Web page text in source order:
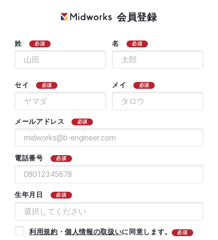
会員登録
姓 必須 名 必須
セイ 必須 メイ 必須
メールアドレス 必須
電話番号 必須
生年月日 必須
利用規約 ・個人情報の取扱いに同意します。 必須